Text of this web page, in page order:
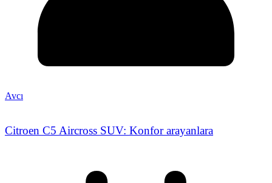
Avcı
Citroen C5 Aircross SUV: Konfor arayanlara